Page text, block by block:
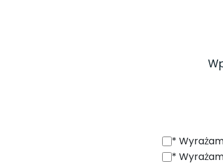
* Wyrażam zgodę na
* Wyrażam zgodę na